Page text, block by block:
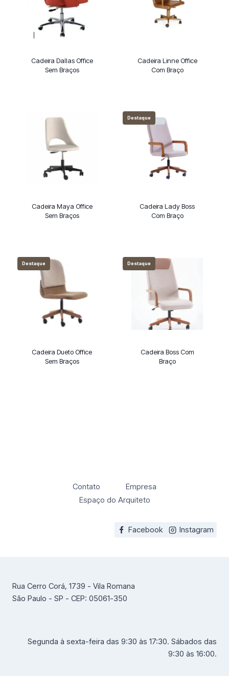
Cadeira Dallas Office
Sem Braços
Cadeira Linne Office
Com Braço
Cadeira Maya Office
Sem Braços
Destaque
Cadeira Lady Boss
Com Braço
Destaque
Cadeira Dueto Office
Sem Braços
Destaque
Cadeira Boss Com
Braço
Contato
Empresa
Espaço do Arquiteto
Facebook Instagram
Rua Cerro Corá, 1739 - Vila Romana
São Paulo - SP - CEP: 05061-350
Segunda à sexta-feira das 9:30 às 17:30. Sábados das
9:30 às 16:00.